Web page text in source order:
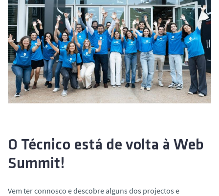
O Técnico está de volta à Web
Summit!
Vem ter connosco e descobre alguns dos projectos e